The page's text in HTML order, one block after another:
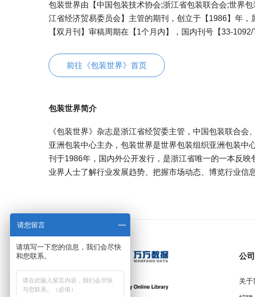
包装世界由【中国包装技术协会;浙江省包装联合会;世界
江省经济贸易委员会】主管的期刊，创立于【1986】年，
【双月刊】审稿周期在【1个月内】，国内刊号【33-
前往《包装世界》首页
包装世界简介
《包装世界》杂志是浙江省经贸委主管，中国包装联合会
亚洲包装中心主办，包装世界是世界包装组织亚洲包装中
刊于1986年，国内外公开发行，是浙江省唯一的一本反
业界人士了解行业发展趋势、把握市场动态、博览行业信
公司
关于
请您留言
请填写一下您的信息，我们会尽快
和您联系。